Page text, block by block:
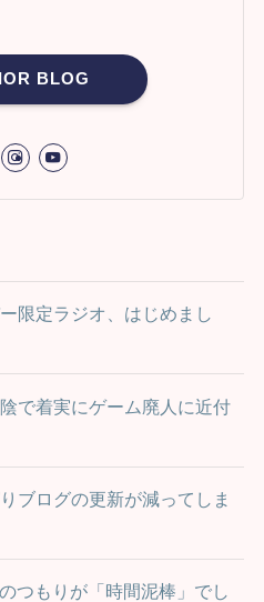
BLOG
限定ラジオ、はじめまし
で着実にゲーム廃人に近付
ブログの更新が減ってしま
つもりが「時間泥棒」でし